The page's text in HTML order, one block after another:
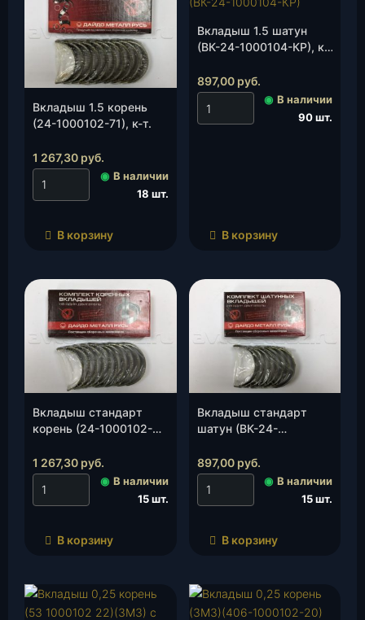
Вкладыш 1.5 корень
(24-1000102-71), к-т.
1 267,30 руб.
◉ В наличии
18 шт.
В корзину
Вкладыш 1.5 шатун
(ВК-24-1000104-КР), к-
897,00 руб.
◉ В наличии
90 шт.
В корзину
Вкладыш стандарт
корень (24-1000102-
1 267,30 руб.
◉ В наличии
15 шт.
В корзину
Вкладыш стандарт
шатун (ВК-24-
897,00 руб.
◉ В наличии
15 шт.
В корзину